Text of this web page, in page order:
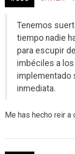
Tenemos
tiempo nadie
para escupir
imbéciles a
implementado
inmediata.
Me has hecho reir a